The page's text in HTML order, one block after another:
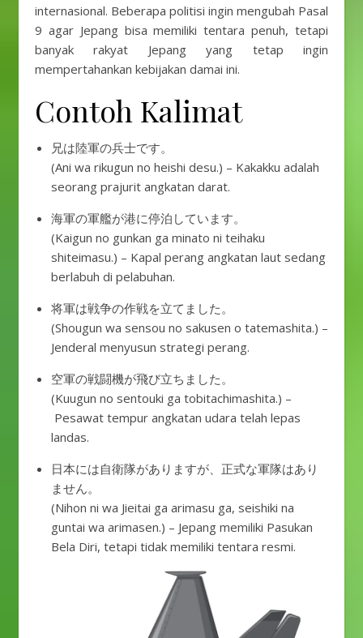
internasional. Beberapa politisi ingin mengubah Pasal
9 agar Jepang bisa memiliki tentara penuh, tetapi
banyak rakyat Jepang yang tetap ingin
mempertahankan kebijakan damai ini.
Contoh Kalimat
兄は陸軍の兵士です。
(Ani wa rikugun no heishi desu.) – Kakakku adalah
seorang prajurit angkatan darat.
海軍の軍艦が港に停泊しています。
(Kaigun no gunkan ga minato ni teihaku
shiteimasu.) – Kapal perang angkatan laut sedang
berlabuh di pelabuhan.
将軍は戦争の作戦を立てました。
(Shougun wa sensou no sakusen o tatemashita.) –
Jenderal menyusun strategi perang.
空軍の戦闘機が飛び立ちました。
(Kuugun no sentouki ga tobitachimashita.) –
Pesawat tempur angkatan udara telah lepas
landas.
日本には自衛隊がありますが、正式な軍隊はあり
ません。
(Nihon ni wa Jieitai ga arimasu ga, seishiki na
guntai wa arimasen.) – Jepang memiliki Pasukan
Bela Diri, tetapi tidak memiliki tentara resmi.